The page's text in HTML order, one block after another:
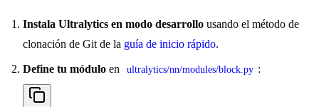
Instala Ultralytics en modo desarrollo usando el método de
clonación de Git de la guía de inicio rápido.
Define tu módulo en ultralytics/nn/modules/block.py :